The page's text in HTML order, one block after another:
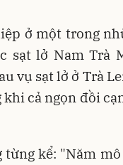
ở một trong
sạt lở Nam Trà
vụ sạt lở ở Trà
cả ngọn đồi
từng kể: "Năm